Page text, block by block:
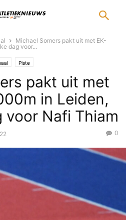
Michael Somers pakt uit met EK-
dag voor...
Piste
pakt uit met
in Leiden,
voor Nafi Thiam
0